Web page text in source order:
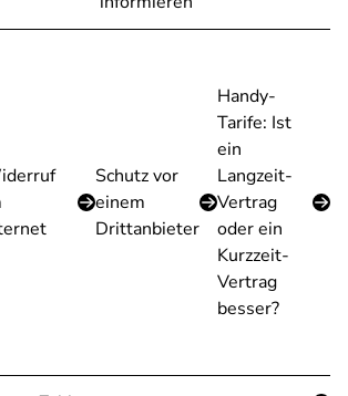
Schutz vor
einem
Drittanbieter
Handy-
Tarife: Ist
ein
Langzeit-
Vertrag
oder ein
Kurzzeit-
Vertrag
besser?